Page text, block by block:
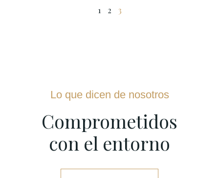
1 2 3
Lo que dicen de nosotros
Comprometidos
con el entorno